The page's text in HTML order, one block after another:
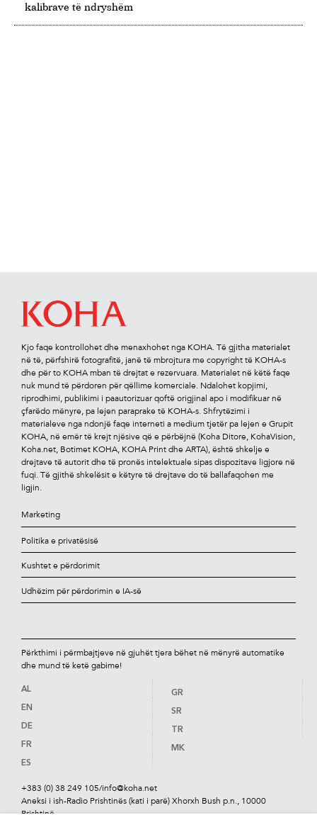
kalibrave të ndryshëm
Kjo faqe kontrollohet dhe menaxhohet nga KOHA. Të gjitha materialet
në të, përfshirë fotograﬁtë, janë të mbrojtura me copyright të KOHA-s
dhe për to KOHA mban të drejtat e rezervuara. Materialet në këtë faqe
nuk mund të përdoren për qëllime komerciale. Ndalohet kopjimi,
riprodhimi, publikimi i paautorizuar qoftë origjinal apo i modiﬁkuar në
çfarëdo mënyre, pa lejen paraprake të KOHA-s. Shfrytëzimi i
materialeve nga ndonjë faqe interneti a medium tjetër pa lejen e Grupit
KOHA, në emër të krejt njësive që e përbëjnë (Koha Ditore, KohaVision,
Koha.net, Botimet KOHA, KOHA Print dhe ARTA), është shkelje e
drejtave të autorit dhe të pronës intelektuale sipas dispozitave ligjore në
fuqi. Të gjithë shkelësit e këtyre të drejtave do të ballafaqohen me
ligjin.
Marketing
Politika e privatësisë
Kushtet e përdorimit
Udhëzim për përdorimin e IA-së
Përkthimi i përmbajtjeve në gjuhët tjera bëhet në mënyrë automatike
dhe mund të ketë gabime!
AL
EN
DE
FR
ES
GR
SR
TR
MK
+383 (0) 38 249 105/info@koha.net
Aneksi i ish-Radio Prishtinës (kati i parë) Xhorxh Bush p.n., 10000